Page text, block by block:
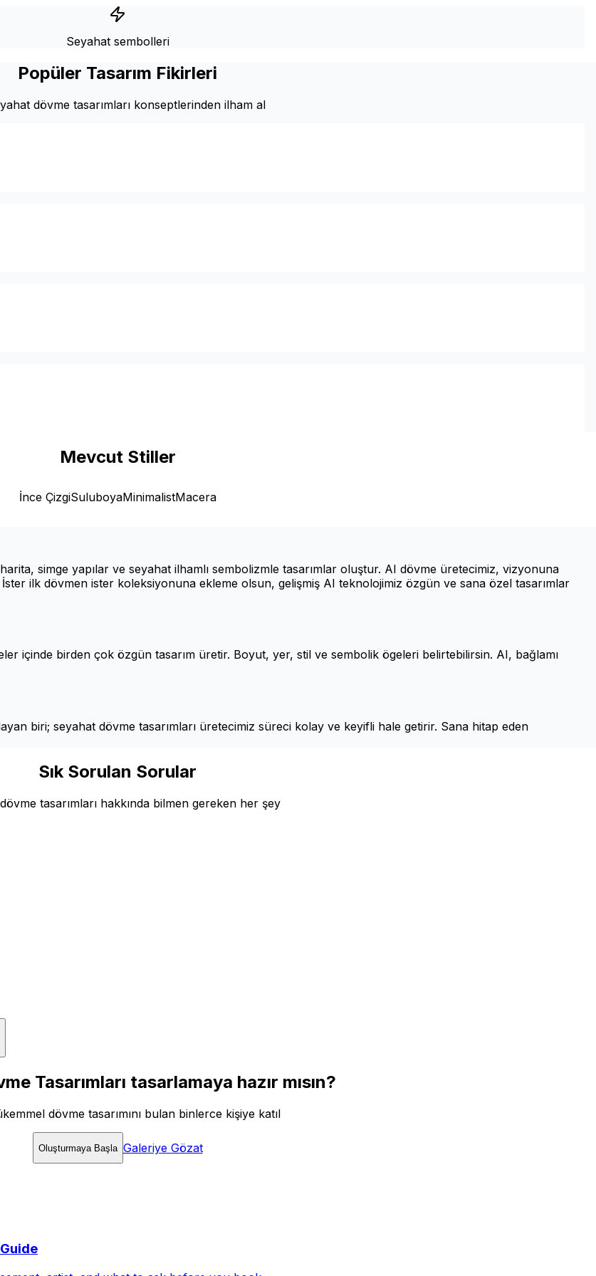
Seyahat sembolleri
Popüler Tasarım Fikirleri
dövme tasarımları konseptlerinden ilham al
Mevcut Stiller
İnce ÇizgiSuluboyaMinimalistMacera
simge yapılar ve seyahat ilhamlı sembolizmle tasarımlar oluştur. AI dövme üretecimiz, vizyonuna
ilk dövmen ister koleksiyonuna ekleme olsun, gelişmiş AI teknolojimiz özgün ve sana özel tasarımlar
içinde birden çok özgün tasarım üretir. Boyut, yer, stil ve sembolik ögeleri belirtebilirsin. AI, bağlamı
biri; seyahat dövme tasarımları üretecimiz süreci kolay ve keyifli hale getirir. Sana hitap eden
Sık Sorulan Sorular
tasarımları hakkında bilmen gereken her şey
Tasarımları tasarlamaya hazır mısın?
dövme tasarımını bulan binlerce kişiye katıl
Oluşturmaya Başla Galeriye Gözat